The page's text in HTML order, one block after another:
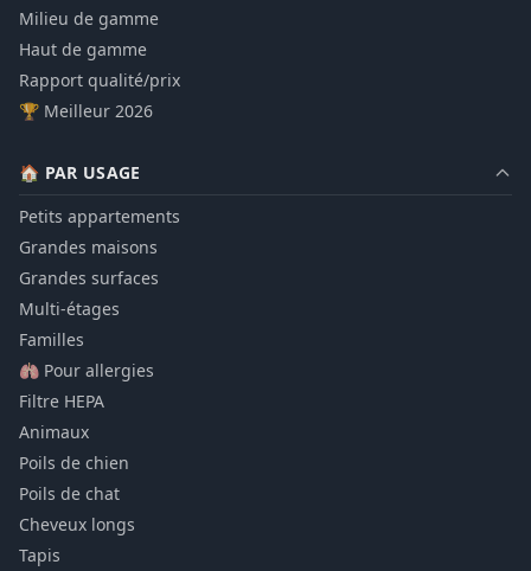
Milieu de gamme
Haut de gamme
Rapport qualité/prix
🏆 Meilleur 2026
🏠 PAR USAGE
Petits appartements
Grandes maisons
Grandes surfaces
Multi-étages
Familles
🫁 Pour allergies
Filtre HEPA
Animaux
Poils de chien
Poils de chat
Cheveux longs
Tapis